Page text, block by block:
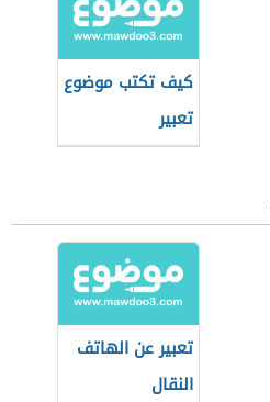
كيف تكتب موضوع
تعبير
تعبير عن الهاتف
النقال